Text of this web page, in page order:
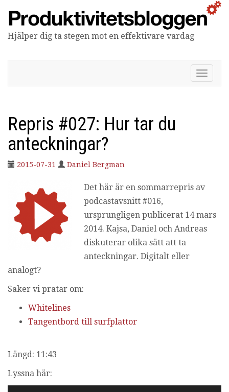
Hjälper dig ta stegen mot en effektivare vardag
V
i
v
e
r
Repris #027: Hur tar du
anteckningar?
2015-07-31 Daniel Bergman
Det här är en sommarrepris av
podcastavsnitt #016,
ursprungligen publicerat 14 mars
2014. Kajsa, Daniel och Andreas
diskuterar olika sätt att ta
anteckningar. Digitalt eller
analogt?
Saker vi pratar om:
Whitelines
Tangentbord till surfplattor
Längd: 11:43
Lyssna här: